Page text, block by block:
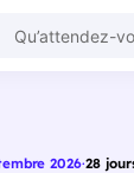
2026·28